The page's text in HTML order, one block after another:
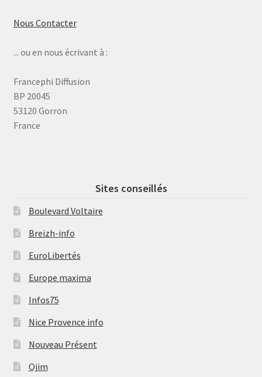
Nous Contacter
... ou en nous écrivant à :
Francephi Diffusion
BP 20045
53120 Gorron
France
Sites conseillés
Boulevard Voltaire
Breizh-info
EuroLibertés
Europe maxima
Infos75
Nice Provence info
Nouveau Présent
Ojim